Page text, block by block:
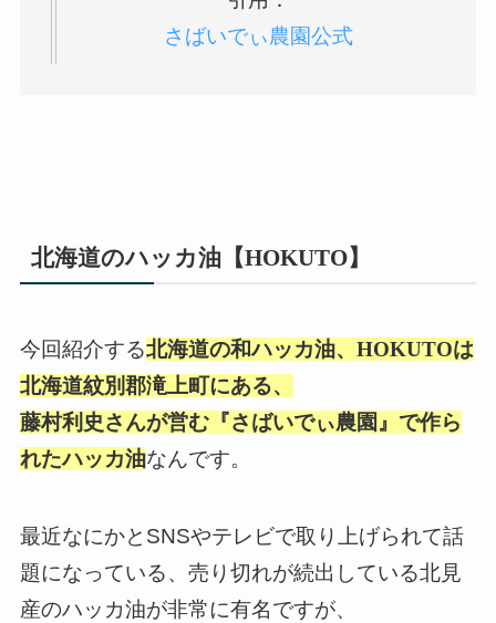
さばいでぃ農園公式
北海道のハッカ油【HOKUTO】
今回紹介する北海道の和ハッカ油、HOKUTOは
北海道紋別郡滝上町にある、
藤村利史さんが営む『さばいでぃ農園』で作ら
れたハッカ油なんです。
最近なにかとSNSやテレビで取り上げられて話
題になっている、売り切れが続出している北見
産のハッカ油が非常に有名ですが、